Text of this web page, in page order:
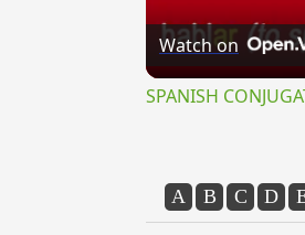
Watch on
SPANISH
A B C D